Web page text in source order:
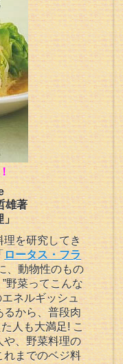
雄著
」
理を研究してき
ロータス・フラ
、動物性のもの
野菜ってこんな
ネルギッシュ
るから、普段肉
人も大満足! こ
や、野菜料理の
れまでのベジ料